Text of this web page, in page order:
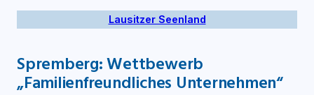
Lausitzer Seenland
Spremberg: Wettbewerb
„Familienfreundliches Unternehmen“